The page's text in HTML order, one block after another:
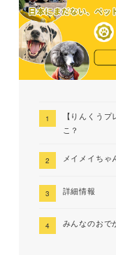
【りんくう
こ？
メイメイちゃ
詳細情報
みんなのおで